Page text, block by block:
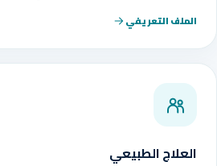
الملف التعريفي
العلاج الطبيعي